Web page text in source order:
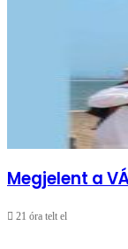
Megjelent a
21 óra telt el